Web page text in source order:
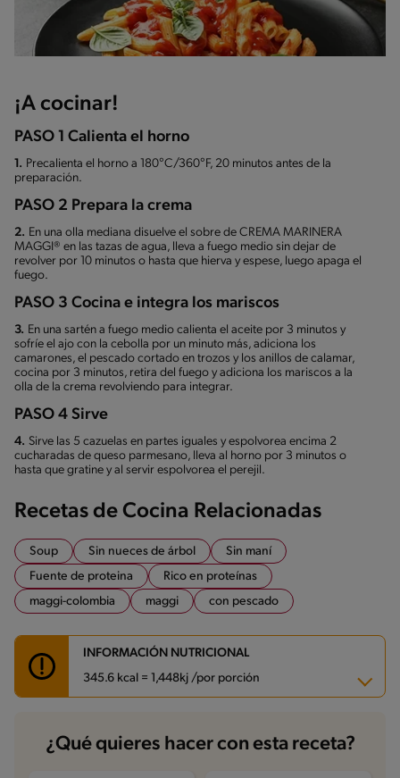
¡A cocinar!
PASO 1 Calienta el horno
1. Precalienta el horno a 180°C/360°F, 20 minutos antes de la
preparación.
PASO 2 Prepara la crema
2. En una olla mediana disuelve el sobre de CREMA MARINERA
MAGGI® en las tazas de agua, lleva a fuego medio sin dejar de
revolver por 10 minutos o hasta que hierva y espese, luego apaga el
fuego.
PASO 3 Cocina e integra los mariscos
3. En una sartén a fuego medio calienta el aceite por 3 minutos y
sofríe el ajo con la cebolla por un minuto más, adiciona los
camarones, el pescado cortado en trozos y los anillos de calamar,
cocina por 3 minutos, retira del fuego y adiciona los mariscos a la
olla de la crema revolviendo para integrar.
PASO 4 Sirve
4. Sirve las 5 cazuelas en partes iguales y espolvorea encima 2
cucharadas de queso parmesano, lleva al horno por 3 minutos o
hasta que gratine y al servir espolvorea el perejil.
Recetas de Cocina Relacionadas
Soup Sin nueces de árbol
Sin maní
Fuente de proteina
Rico en proteínas
maggi-colombia
maggi con pescado
INFORMACIÓN NUTRICIONAL
345.6 kcal = 1,448kj /por porción
Carbohidratos 8.6 g
Energía 345.6 kcal
¿Qué quieres hacer con esta receta?